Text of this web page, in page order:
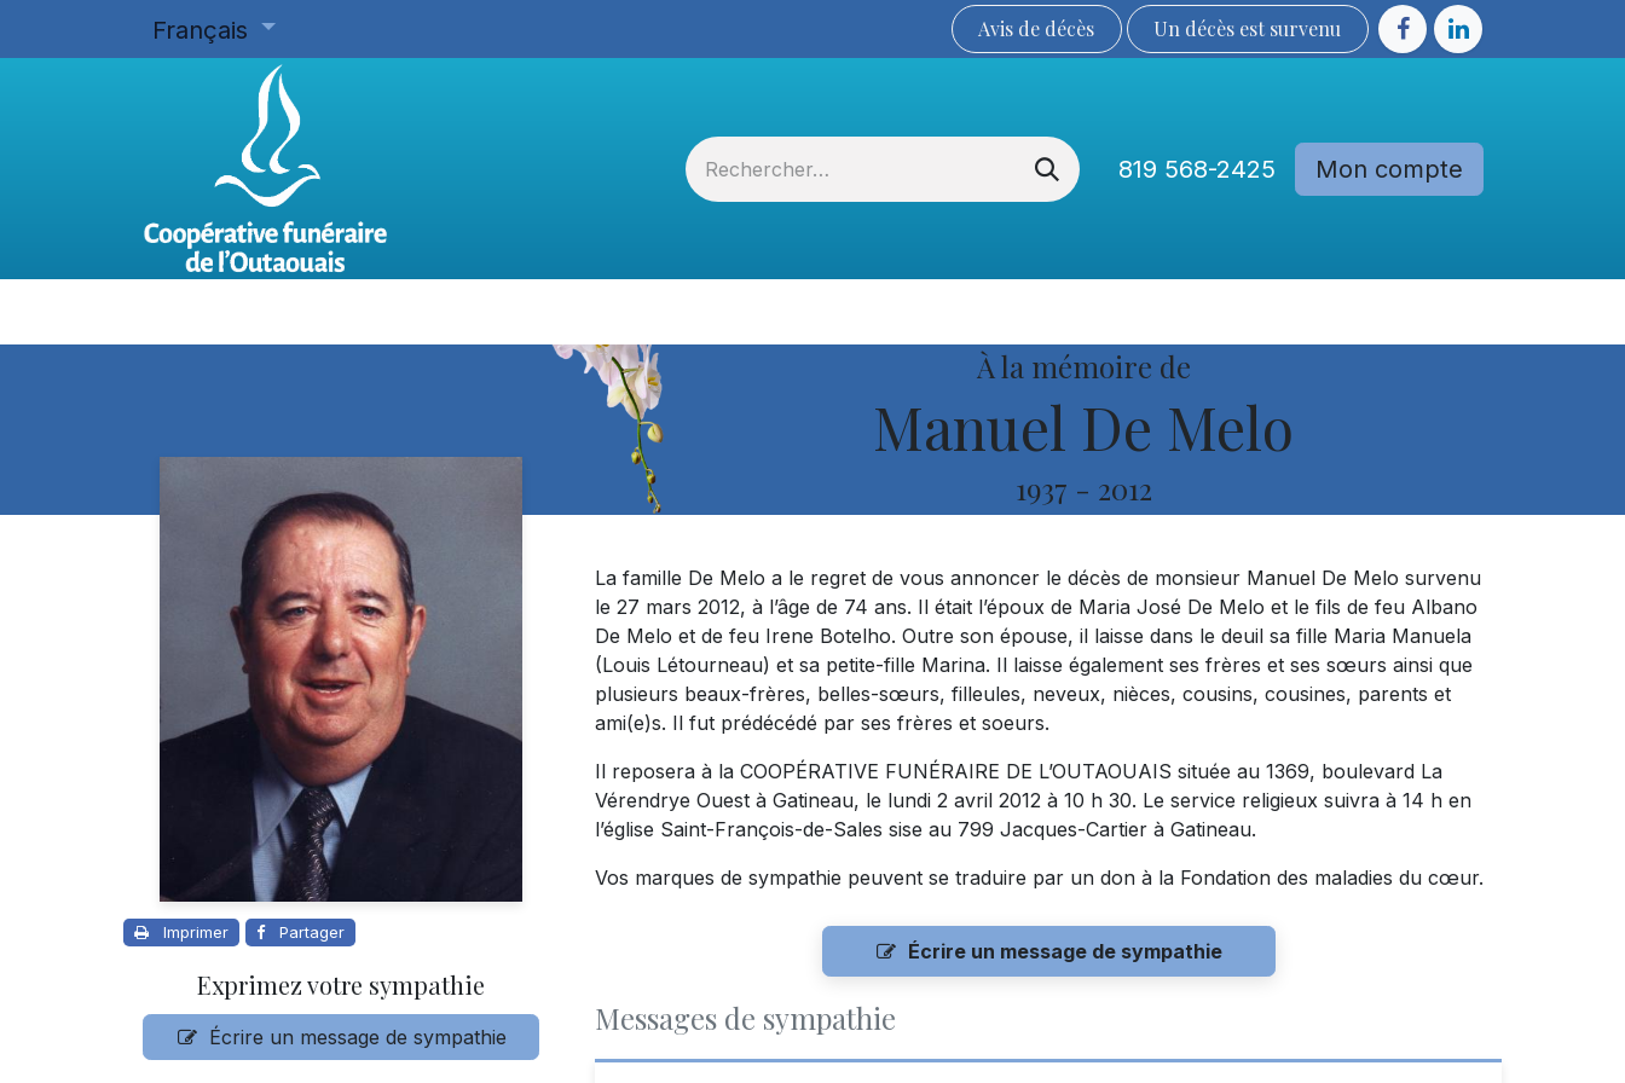
Français Avis de décès Un décès est sur​​​​​​​​ve​nu​​​​​​​​​​
819 568-2425 Mon compte
À la mémoire de
Manuel De Melo
1937 - 2012
Imprimer Partager
Exprimez votre sympathie
Écrire un message de sympathie
La famille De Melo a le regret de vous annoncer le décès de monsieur Manuel De Melo survenu
le 27 mars 2012, à l’âge de 74 ans. Il était l’époux de Maria José De Melo et le fils de feu Albano
De Melo et de feu Irene Botelho. Outre son épouse, il laisse dans le deuil sa fille Maria Manuela
(Louis Létourneau) et sa petite-fille Marina. Il laisse également ses frères et ses sœurs ainsi que
plusieurs beaux-frères, belles-sœurs, filleules, neveux, nièces, cousins, cousines, parents et
ami(e)s. Il fut prédécédé par ses frères et soeurs.
Il reposera à la COOPÉRATIVE FUNÉRAIRE DE L’OUTAOUAIS située au 1369, boulevard La
Vérendrye Ouest à Gatineau, le lundi 2 avril 2012 à 10 h 30. Le service religieux suivra à 14 h en
l’église Saint-François-de-Sales sise au 799 Jacques-Cartier à Gatineau.
Vos marques de sympathie peuvent se traduire par un don à la Fondation des maladies du cœur.
Écrire un message de sympathie
Messages de sympathie